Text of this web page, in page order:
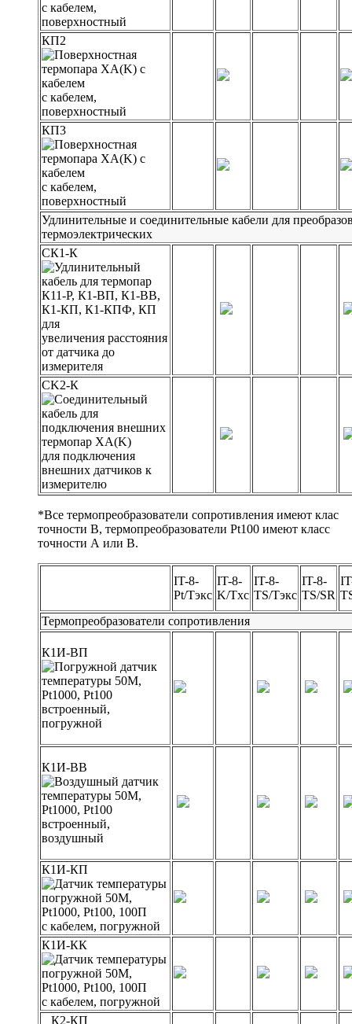
с кабелем,
поверхностный
КП2
с кабелем,
поверхностный
КП3
с кабелем,
поверхностный
Удлинительные и соединительные кабели для
термоэлектрических
СК1-К
для
увеличения расстояния
от датчика до
измерителя
СK2-К
для подключения
внешних датчиков к
измерителю
*Все термопреобразователи сопротивления имеют клас
точности В, термопреобразователи Pt100 имеют класс
точности А или В.
IT-8-
Pt/Tэкс
IT-8-
K/Tхс
IT-8-
TS/Tэкс
IT-8-
TS/SR
Термопреобразователи сопротивления
К1И-ВП
встроенный,
погружной
К1И-ВВ
встроенный,
воздушный
К1И-КП
с кабелем, погружной
К1И-КК
с кабелем, погружной
К2-КП